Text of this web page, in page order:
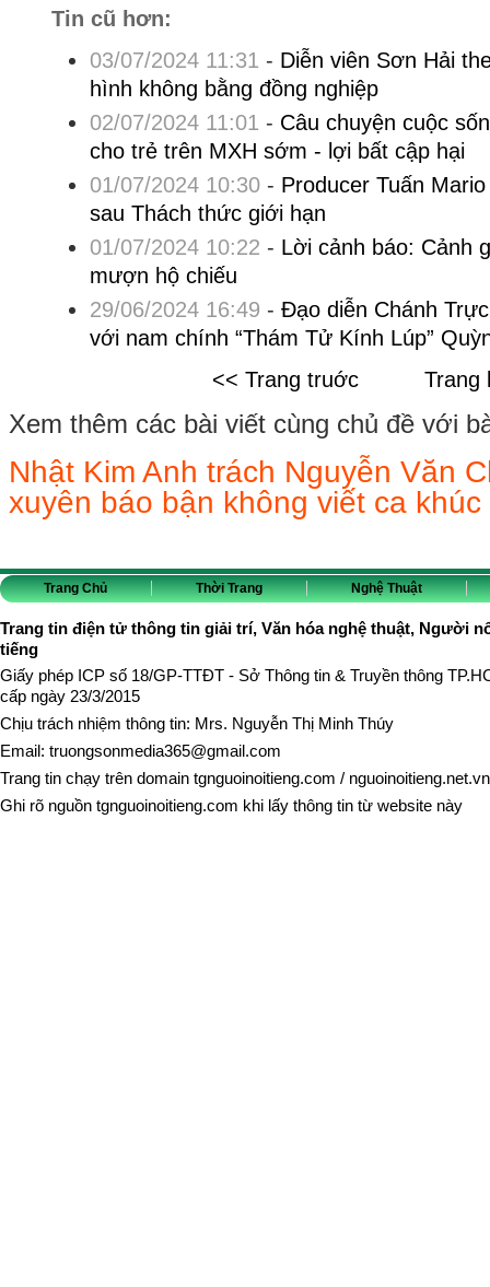
Tin cũ hơn:
03/07/2024 11:31 - Diễn viên Sơn Hải
hình không bằng đồng nghiệp
02/07/2024 11:01 - Câu chuyện cuộc
cho trẻ trên MXH sớm - lợi bất cập hại
01/07/2024 10:30- Producer Tuấn
sau Thách thức giới hạn
01/07/2024 10:22 - Lời cảnh báo: Cảnh
mượn hộ chiếu
29/06/2024 16:49 - Đạo diễn Chánh
với nam chính “Thám Tử Kính Lúp”
<< Trang truớc
Trang
Xem thêm các bài viết cùng chủ đề với
Nhật Kim Anh trách Nguyễn Văn
xuyên báo bận không viết ca
Trang Chủ Thời Trang Nghệ Thuật
Trang tin điện tử thông tin giải trí, Văn hóa nghệ thuật, Người
tiếng
Giấy phép ICP số 18/GP-TTĐT - Sở Thông tin & Truyền thông
cấp ngày 23/3/2015
Chịu trách nhiệm thông tin: Mrs. Nguyễn Thị Minh Thúy
Email: truongsonmedia365@gmail.com
Trang tin chạy trên domain tgnguoinoitieng.com / nguoinoitieng.net.vn
Ghi rõ nguồn tgnguoinoitieng.com khi lấy thông tin từ website này